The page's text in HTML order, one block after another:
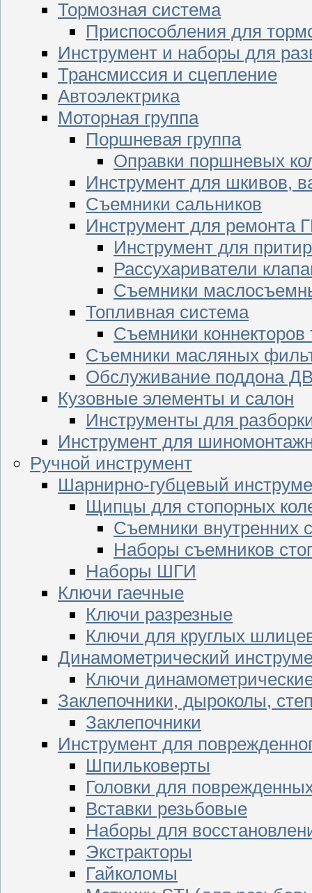
Тормозная система
Приспособления для
Инструмент и наборы для
Трансмиссия и сцепление
Автоэлектрика
Моторная группа
Поршневая группа
Оправки поршневых
Инструмент для шкивов,
Съемники сальников
Инструмент для ремонта
Инструмент для
Рассухариватели
Съемники
Топливная система
Съемники
Съемники масляных
Обслуживание поддона
Кузовные элементы и салон
Инструменты для
Инструмент для
Ручной инструмент
Шарнирно-губцевый
Щипцы для стопорных
Съемники внутренних
Наборы съемников
Наборы ШГИ
Ключи гаечные
Ключи разрезные
Ключи для круглых
Динамометрический
Ключи
Заклепочники, дыроколы,
Заклепочники
Инструмент для
Шпильковерты
Головки для
Вставки резьбовые
Наборы для
Экстракторы
Гайколомы